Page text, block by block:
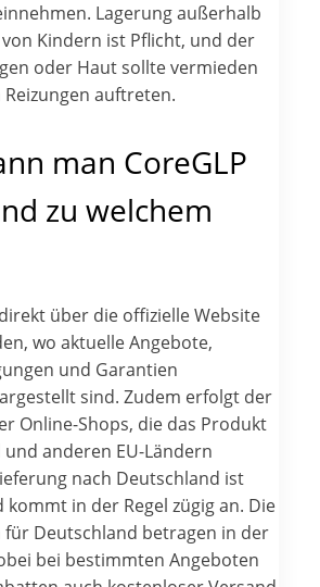
Lagerung außerhalb
Kindern ist Pflicht, und der
oder Haut sollte vermieden
auftreten.
man CoreGLP
zu welchem
über die offizielle Website
wo aktuelle Angebote,
und Garantien
sind. Zudem erfolgt der
Online-Shops, die das Produkt
anderen EU-Ländern
nach Deutschland ist
kommt in der Regel zügig an. Die
für Deutschland betragen in der
bei bestimmten Angeboten